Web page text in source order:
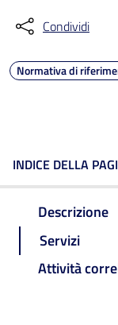
Condividi
Normativa di
INDICE DELLA
Descrizione
Servizi
Attività